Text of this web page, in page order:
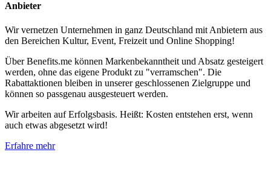
Anbieter
Wir vernetzen Unternehmen in ganz Deutschland mit Anbietern aus
den Bereichen Kultur, Event, Freizeit und Online Shopping!
Über Benefits.me können Markenbekanntheit und Absatz gesteigert
werden, ohne das eigene Produkt zu "verramschen". Die
Rabattaktionen bleiben in unserer geschlossenen Zielgruppe und
können so passgenau ausgesteuert werden.
Wir arbeiten auf Erfolgsbasis. Heißt: Kosten entstehen erst, wenn
auch etwas abgesetzt wird!
Erfahre mehr